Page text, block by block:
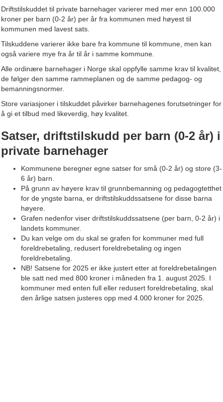
Driftstilskuddet til private barnehager varierer med mer enn 100.000
kroner per barn (0-2 år) per år fra kommunen med høyest til
kommunen med lavest sats.
Tilskuddene varierer ikke bare fra kommune til kommune, men kan
også variere mye fra år til år i samme kommune.
Alle ordinære barnehager i Norge skal oppfylle samme krav til kvalitet,
de følger den samme rammeplanen og de samme pedagog- og
bemanningsnormer.
Store variasjoner i tilskuddet påvirker barnehagenes forutsetninger for
å gi et tilbud med likeverdig, høy kvalitet.
Satser, driftstilskudd per barn (0-2 år) i
private barnehager
Kommunene beregner egne satser for små (0-2 år) og store (3-
6 år) barn.
På grunn av høyere krav til grunnbemanning og pedagogtetthet
for de yngste barna, er driftstilskuddssatsene for disse barna
høyere.
Grafen nedenfor viser driftstilskuddssatsene (per barn, 0-2 år) i
landets kommuner.
Du kan velge om du skal se grafen for kommuner med full
foreldrebetaling, redusert foreldrebetaling og ingen
foreldrebetaling.
NB! Satsene for 2025 er ikke justert etter at foreldrebetalingen
ble satt ned med 800 kroner i måneden fra 1. august 2025. I
kommuner med enten full eller redusert foreldrebetaling, skal
den årlige satsen justeres opp med 4.000 kroner for 2025.